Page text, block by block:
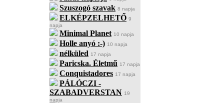
Szuszogó szavak 8 napja
ELKÉPZELHETŐ 9
napja
Minimal Planet 10 napja
Holle anyó :-) 10 napja
nélküled 17 napja
Paricska. Életmű 17 napja
Conquistadores 17 napja
PÁLÓCZI -
SZABADVERSTAN 19
napja